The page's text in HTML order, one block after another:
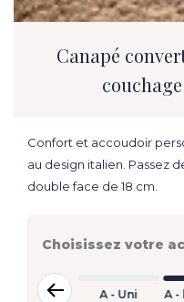
Canapé
Confort et accoudoir
au design italien. Passez
double face de 18 cm.
Choisissez votre
A
A - Uni A -